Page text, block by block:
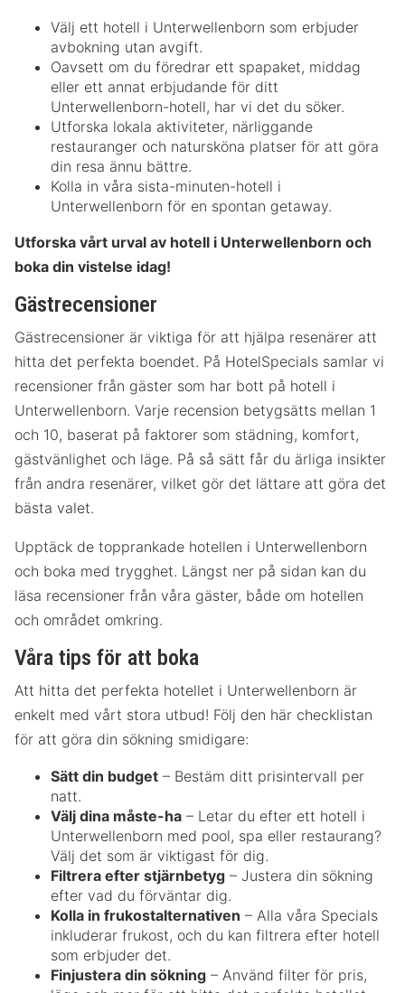
Välj ett hotell i Unterwellenborn som erbjuder
avbokning utan avgift.
Oavsett om du föredrar ett spapaket, middag
eller ett annat erbjudande för ditt
Unterwellenborn-hotell, har vi det du söker.
Utforska lokala aktiviteter, närliggande
restauranger och natursköna platser för att göra
din resa ännu bättre.
Kolla in våra sista-minuten-hotell i
Unterwellenborn för en spontan getaway.
Utforska vårt urval av hotell i Unterwellenborn och
boka din vistelse idag!
Gästrecensioner
Gästrecensioner är viktiga för att hjälpa resenärer att
hitta det perfekta boendet. På HotelSpecials samlar vi
recensioner från gäster som har bott på hotell i
Unterwellenborn. Varje recension betygsätts mellan 1
och 10, baserat på faktorer som städning, komfort,
gästvänlighet och läge. På så sätt får du ärliga insikter
från andra resenärer, vilket gör det lättare att göra det
bästa valet.
Upptäck de topprankade hotellen i Unterwellenborn
och boka med trygghet. Längst ner på sidan kan du
läsa recensioner från våra gäster, både om hotellen
och området omkring.
Våra tips för att boka
Att hitta det perfekta hotellet i Unterwellenborn är
enkelt med vårt stora utbud! Följ den här checklistan
för att göra din sökning smidigare:
Sätt din budget – Bestäm ditt prisintervall per
natt.
Välj dina måste-ha – Letar du efter ett hotell i
Unterwellenborn med pool, spa eller restaurang?
Välj det som är viktigast för dig.
Filtrera efter stjärnbetyg – Justera din sökning
efter vad du förväntar dig.
Kolla in frukostalternativen – Alla våra Specials
inkluderar frukost, och du kan filtrera efter hotell
som erbjuder det.
Finjustera din sökning – Använd filter för pris,